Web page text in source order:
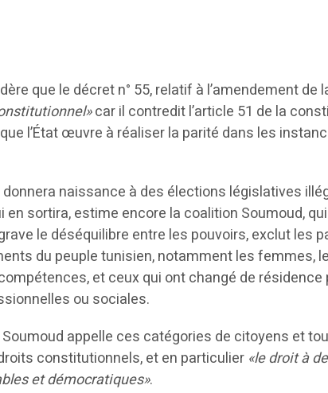
que le décret n° 55, relatif à l’amendement de
car il contredit l’article 51 de la
l’État œuvre à réaliser la parité dans les
naissance à des élections législatives
en sortira, estime encore la coalition Soumoud, qui
le déséquilibre entre les pouvoirs, exclut les
du peuple tunisien, notamment les femmes,
et ceux qui ont changé de résidence
ou sociales.
appelle ces catégories de citoyens et
constitutionnels, et en particulier «le droit à
et démocratiques».